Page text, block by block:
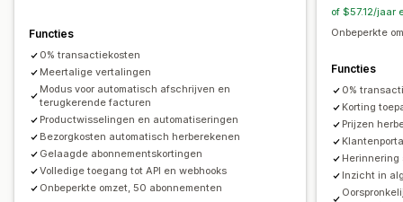
Vaste prijzen
Freemium
Proefperiodes Prijzen op basis van gebruik
Prijzen per gebruiker
Dynamische prijzen Aangepaste prijzen
Functies
0% transactiekosten
Meertalige vertalingen
Modus voor automatisch afschrijven en
terugkerende facturen
Productwisselingen en automatiseringen
Bezorgkosten automatisch herberekenen
Gelaagde abonnementskortingen
Volledige toegang tot API en webhooks
Onbeperkte omzet, 50 abonnementen
of $57.12/jaar
Onbeperkte
Functies
0%
Korting
Prijzen
Inzicht in